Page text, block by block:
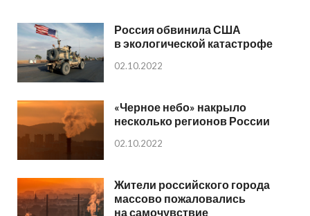
Россия обвинила США
в экологической катастрофе
02.10.2022
«Черное небо» накрыло
несколько регионов России
02.10.2022
Жители российского города
массово пожаловались
на самочувствие